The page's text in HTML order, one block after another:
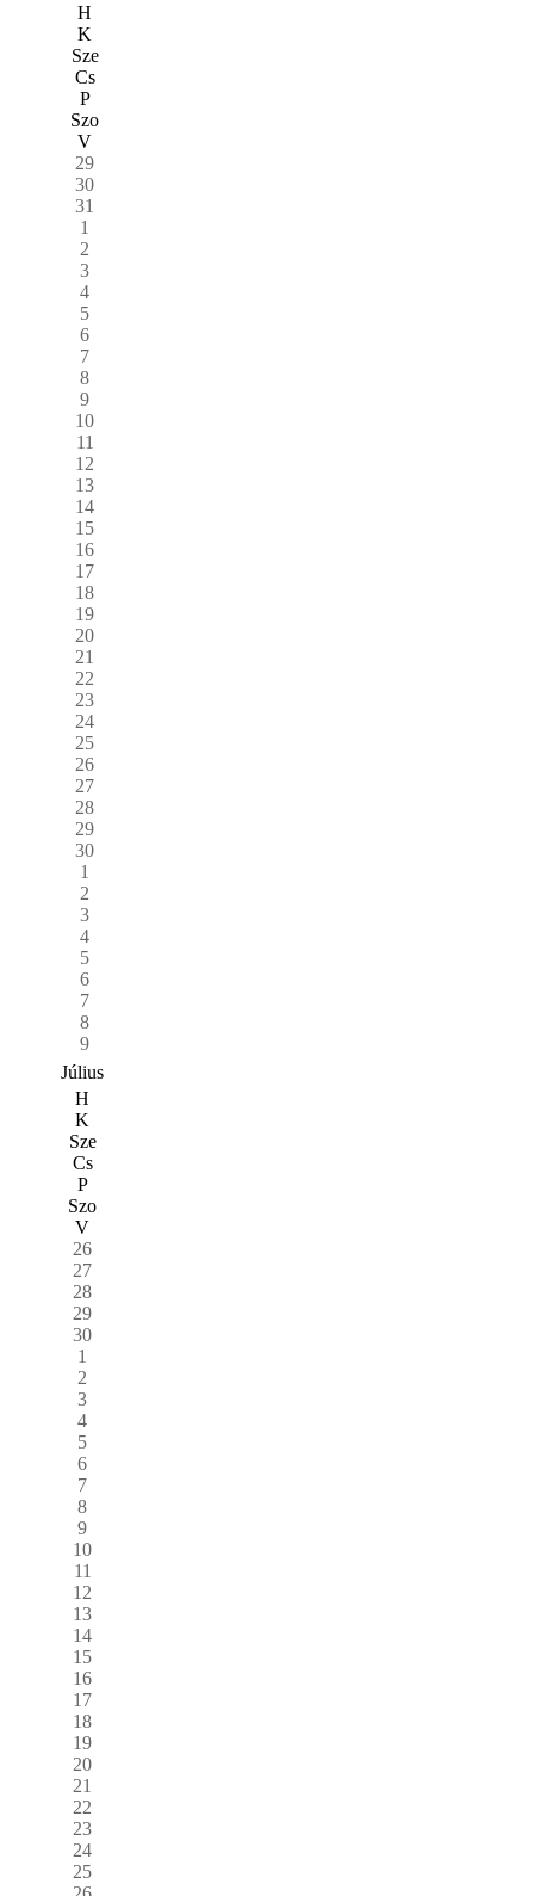
H
K
Sze
Cs
P
Szo
V
29
30
31
1
2
3
4
5
6
7
8
9
10
11
12
13
14
15
16
17
18
19
20
21
22
23
24
25
26
27
28
29
30
1
2
3
4
5
6
7
8
9
Július
H
K
Sze
Cs
P
Szo
V
26
27
28
29
30
1
2
3
4
5
6
7
8
9
10
11
12
13
14
15
16
17
18
19
20
21
22
23
24
25